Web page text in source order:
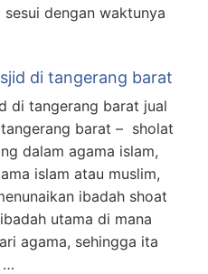
dengan waktunya
di tangerang barat
di tangerang barat jual
barat – sholat
dalam agama islam,
islam atau muslim,
ibadah shoat
utama di mana
agama, sehingga ita
…